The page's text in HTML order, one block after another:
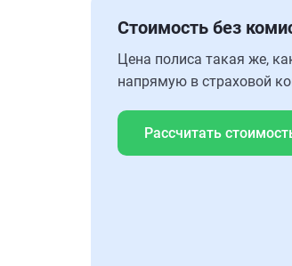
Стоимость без
Цена полиса такая же,
напрямую в страховой
Рассчитать